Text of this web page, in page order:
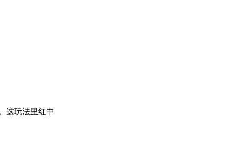
这玩法里红中